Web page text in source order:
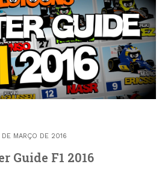
DE MARÇO DE 2016
Guide F1 2016